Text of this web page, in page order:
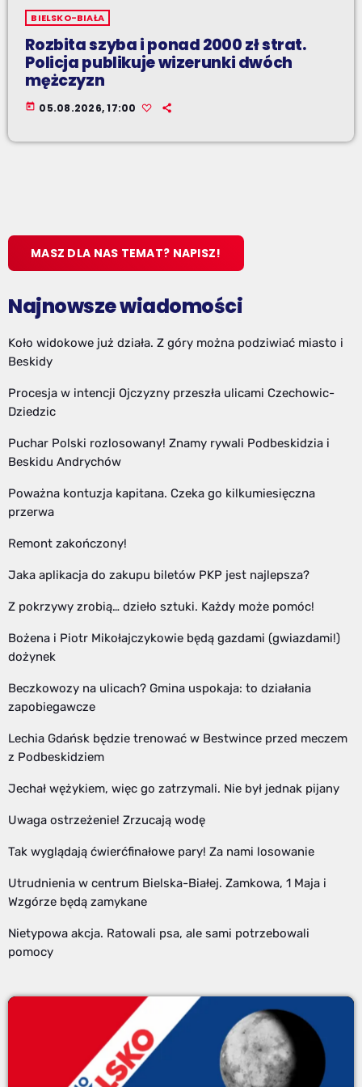
BIELSKO-BIAŁA
Rozbita szyba i ponad 2000 zł strat.
Policja publikuje wizerunki dwóch
mężczyzn
today 05.08.2026, 17:00
MASZ DLA NAS TEMAT? NAPISZ!
Najnowsze wiadomości
Koło widokowe już działa. Z góry można podziwiać miasto i
Beskidy
Procesja w intencji Ojczyzny przeszła ulicami Czechowic-
Dziedzic
Puchar Polski rozlosowany! Znamy rywali Podbeskidzia i
Beskidu Andrychów
Poważna kontuzja kapitana. Czeka go kilkumiesięczna
przerwa
Remont zakończony!
Jaka aplikacja do zakupu biletów PKP jest najlepsza?
Z pokrzywy zrobią… dzieło sztuki. Każdy może pomóc!
Bożena i Piotr Mikołajczykowie będą gazdami (gwiazdami!)
dożynek
Beczkowozy na ulicach? Gmina uspokaja: to działania
zapobiegawcze
Lechia Gdańsk będzie trenować w Bestwince przed meczem
z Podbeskidziem
Jechał wężykiem, więc go zatrzymali. Nie był jednak pijany
Uwaga ostrzeżenie! Zrzucają wodę
Tak wyglądają ćwierćfinałowe pary! Za nami losowanie
Utrudnienia w centrum Bielska-Białej. Zamkowa, 1 Maja i
Wzgórze będą zamykane
Nietypowa akcja. Ratowali psa, ale sami potrzebowali
pomocy